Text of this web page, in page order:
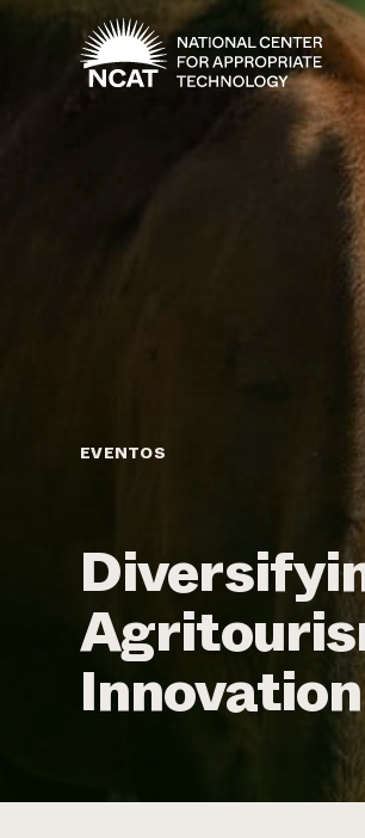
Ir al contenido principal
EVENTOS
Innovation